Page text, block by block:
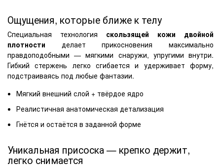
Ощущения, которые ближе к телу
Специальная технология скользящей кожи двойной
плотности делает прикосновения максимально
правдоподобными — мягкими снаружи, упругими внутри.
Гибкий стержень легко сгибается и удерживает форму,
подстраиваясь под любые фантазии.
Мягкий внешний слой + твёрдое ядро
Реалистичная анатомическая детализация
Гнётся и остаётся в заданной форме
Уникальная присоска — крепко держит,
легко снимается